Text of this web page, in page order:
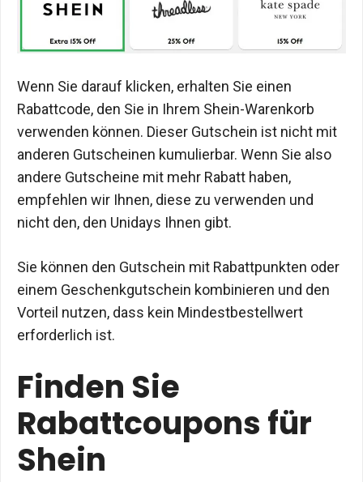
Wenn Sie darauf klicken, erhalten Sie einen
Rabattcode, den Sie in Ihrem Shein-Warenkorb
verwenden können. Dieser Gutschein ist nicht mit
anderen Gutscheinen kumulierbar. Wenn Sie also
andere Gutscheine mit mehr Rabatt haben,
empfehlen wir Ihnen, diese zu verwenden und
nicht den, den Unidays Ihnen gibt.
Sie können den Gutschein mit Rabattpunkten oder
einem Geschenkgutschein kombinieren und den
Vorteil nutzen, dass kein Mindestbestellwert
erforderlich ist.
Finden Sie
Rabattcoupons für
Shein